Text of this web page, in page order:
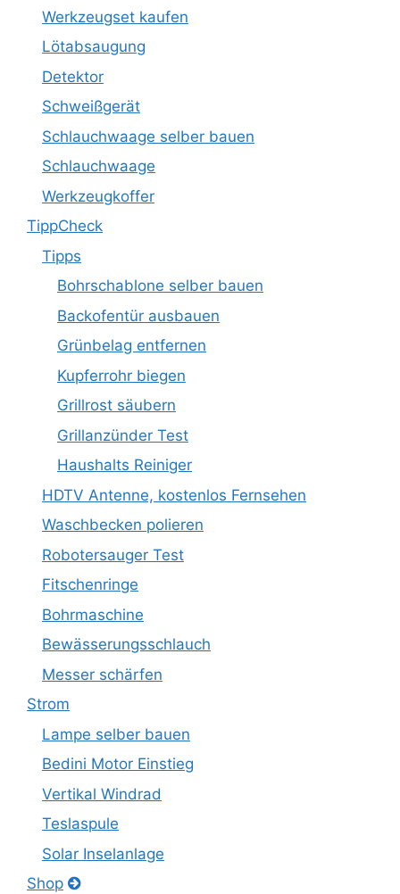
Werkzeugset kaufen
Lötabsaugung
Detektor
Schweißgerät
Schlauchwaage selber bauen
Schlauchwaage
Werkzeugkoffer
TippCheck
Tipps
Bohrschablone selber bauen
Backofentür ausbauen
Grünbelag entfernen
Kupferrohr biegen
Grillrost säubern
Grillanzünder Test
Haushalts Reiniger
HDTV Antenne, kostenlos Fernsehen
Waschbecken polieren
Robotersauger Test
Fitschenringe
Bohrmaschine
Bewässerungsschlauch
Messer schärfen
Strom
Lampe selber bauen
Bedini Motor Einstieg
Vertikal Windrad
Teslaspule
Solar Inselanlage
Shop